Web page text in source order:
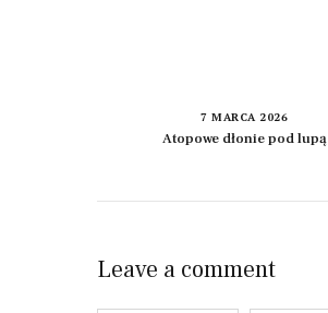
7 MARCA 2026
Atopowe dłonie pod lupą
Leave a comment